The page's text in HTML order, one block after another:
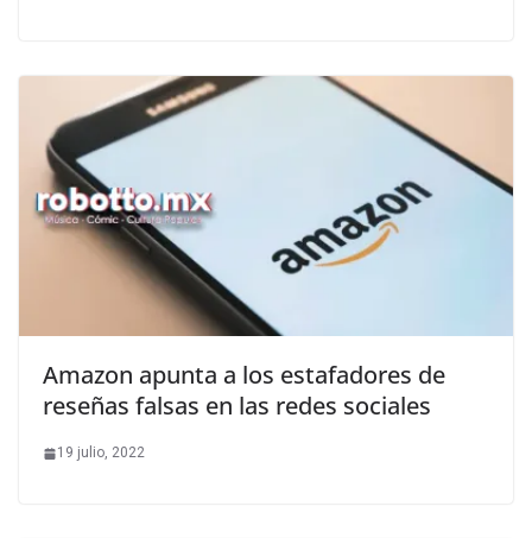
Amazon apunta a los estafadores de
reseñas falsas en las redes sociales
19 julio, 2022